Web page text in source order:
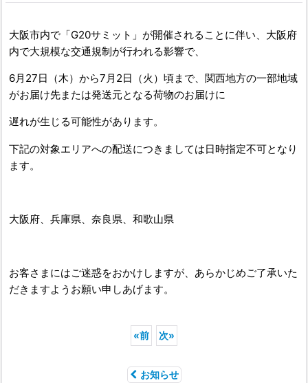
大阪市内で「G20サミット」が開催されることに伴い、大阪府
内で大規模な交通規制が行われる影響で、
6月27日（木）から7月2日（火）頃まで、関西地方の一部地域
がお届け先または発送元となる荷物のお届けに
遅れが生じる可能性があります。
下記の対象エリアへの配送につきましては日時指定不可となり
ます。
大阪府、兵庫県、奈良県、和歌山県
お客さまにはご迷惑をおかけしますが、あらかじめご了承いた
だきますようお願い申しあげます。
«前 次»
お知らせ